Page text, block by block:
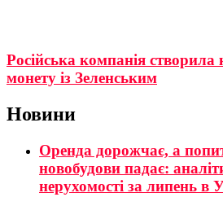
Російська компанія створила
монету із Зеленським
Новини
Оренда дорожчає, а
новобудови падає:
нерухомості за липень в